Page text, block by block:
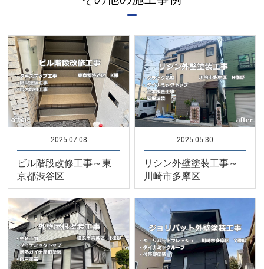
2025.07.08
ビル階段改修工事～東
京都渋谷区
2025.05.30
リシン外壁塗装工事～
川崎市多摩区